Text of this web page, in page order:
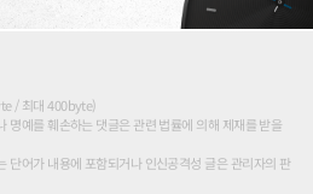
/ 최대 400byte)
명예를 훼손하는 댓글은 관련 법률에 의해 제재를 받을
단어가 내용에 포함되거나 인신공격성 글은 관리자의 판